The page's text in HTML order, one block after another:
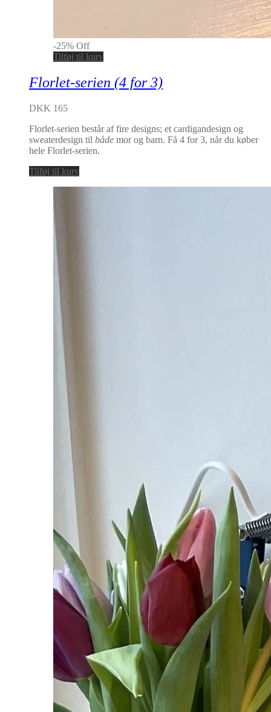
-25% Off
Tilføj til kurv
Florlet-serien (4 for 3)
DKK 165
Florlet-serien består af fire designs; et cardigandesign og
sweaterdesign til både mor og barn. Få 4 for 3, når du køber
hele Florlet-serien.
Tilføj til kurv